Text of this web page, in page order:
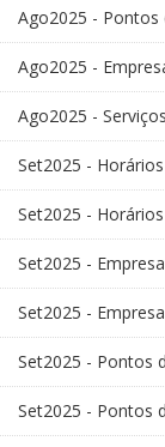
Ago2025 - Pontos
Ago2025 -
Ago2025 -
Set2025 - Horários
Set2025 - Horários
Set2025 -
Set2025 -
Set2025 - Pontos
Set2025 - Pontos